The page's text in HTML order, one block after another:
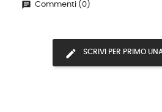
Commenti (0)
SCRIVI PER PRIMO